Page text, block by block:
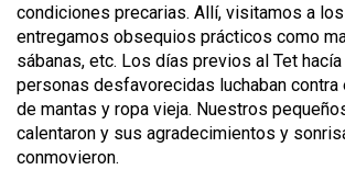
condiciones precarias. Allí, visitamos a
entregamos obsequios prácticos como
sábanas, etc. Los días previos al Tet
personas desfavorecidas luchaban
de mantas y ropa vieja. Nuestros
calentaron y sus agradecimientos y
conmovieron.